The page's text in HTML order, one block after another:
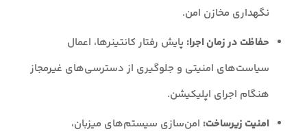
نگهداری مخازن امن.
حفاظت در زمان اجرا: پایش رفتار کانتینرها، اعمال
سیاست‌های امنیتی و جلوگیری از دسترسی‌های غیرمجاز
هنگام اجرای اپلیکیشن.
امنیت زیرساخت: امن‌سازی سیستم‌های میزبان،